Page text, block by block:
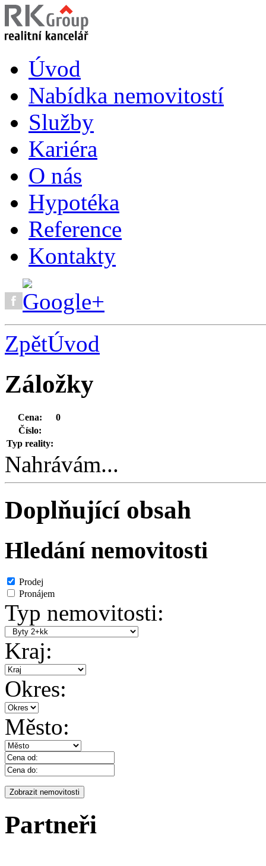
Úvod
Nabídka nemovitostí
Služby
Kariéra
O nás
Hypotéka
Reference
Kontakty
ZpětÚvod
Záložky
Cena:
0
Číslo:
Typ reality:
Nahrávám...
Doplňující obsah
Hledání nemovitosti
Prodej
Pronájem
Typ nemovitosti:
Kraj:
Okres:
Město:
Partneři